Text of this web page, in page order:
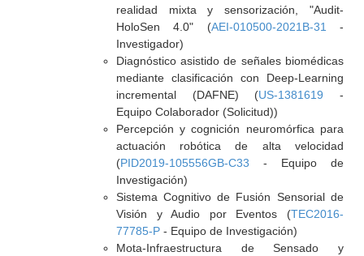
realidad mixta y sensorización, "Audit-
HoloSen 4.0" (AEI-010500-2021B-31
-
Investigador)
Diagnóstico asistido de señales biomédicas
mediante clasificación con Deep-Learning
incremental (DAFNE) (US-1381619 -
Equipo Colaborador (Solicitud))
Percepción y cognición neuromórfica para
actuación robótica de alta velocidad
(PID2019-105556GB-C33 - Equipo de
Investigación)
Sistema Cognitivo de Fusión Sensorial de
Visión y Audio por Eventos (TEC2016-
77785-P- Equipo de Investigación)
Mota-Infraestructura de Sensado y